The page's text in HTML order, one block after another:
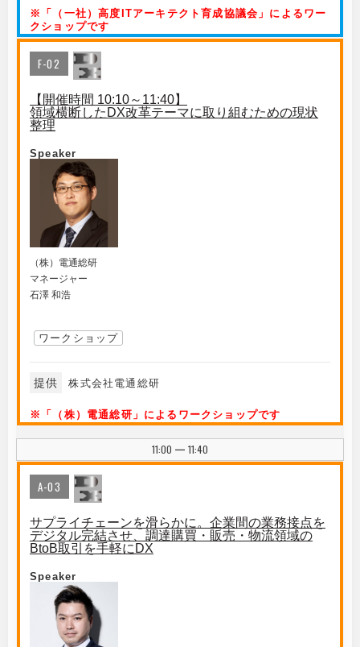
※「（一社）高度ITアーキテクト育成協議会」によるワー
クショップです
F-02
【開催時間 10:10～11:40】
領域横断したDX改革テーマに取り組むための現状
整理
Speaker
（株）電通総研
マネージャー
石澤 和浩
ワークショップ
提供 株式会社電通総研
※「（株）電通総研」によるワークショップです
11:00 | 11:40
A-03
サプライチェーンを滑らかに。企業間の業務接点を
デジタル完結させ、調達購買・販売・物流領域の
BtoB取引を手軽にDX
Speaker